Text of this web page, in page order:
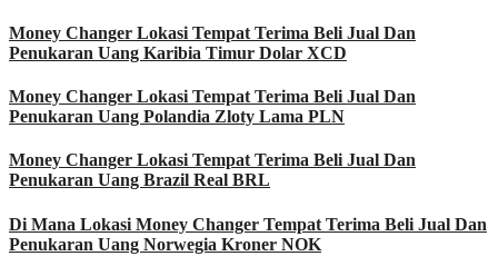
Money Changer Lokasi Tempat Terima Beli Jual Dan
Penukaran Uang Karibia Timur Dolar XCD
Money Changer Lokasi Tempat Terima Beli Jual Dan
Penukaran Uang Polandia Zloty Lama PLN
Money Changer Lokasi Tempat Terima Beli Jual Dan
Penukaran Uang Brazil Real BRL
Di Mana Lokasi Money Changer Tempat Terima Beli Jual Dan
Penukaran Uang Norwegia Kroner NOK